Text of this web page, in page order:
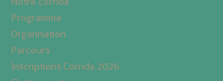
Programme
Organisation
Parcours
Inscriptions Corrida 2026